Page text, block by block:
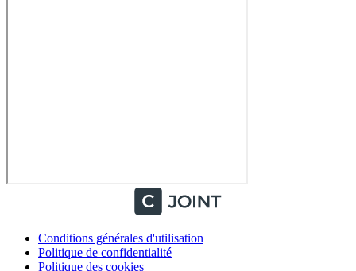
Conditions générales d'utilisation
Politique de confidentialité
Politique des cookies